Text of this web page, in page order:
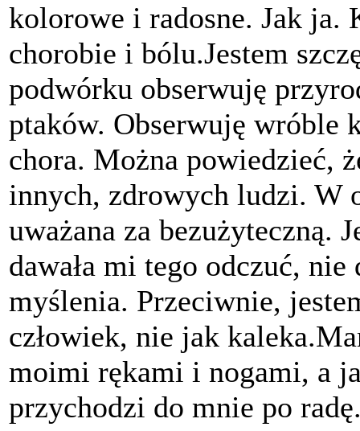
kolorowe i radosne. Jak ja.
chorobie i bólu.Jestem
podwórku obserwuję
ptaków. Obserwuję wróble
chora. Można powiedzieć,
innych, zdrowych ludzi. W
uważana za bezużyteczną.
dawała mi tego odczuć,
myślenia. Przeciwnie,
człowiek, nie jak
moimi rękami i nogami, a
przychodzi do mnie po